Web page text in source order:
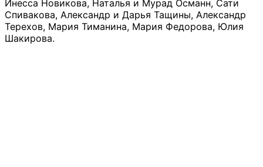
Инесса Новикова, Наталья и Мурад Османн, Сати
Спивакова, Александр и Дарья Тащины, Александр
Терехов, Мария Тиманина, Мария Федорова, Юлия
Шакирова.